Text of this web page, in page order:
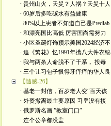
· 贵州山火，天災？人祸？天災十人
· 60岁后多吃碳水有益健康
· 80%以上患者不知道自己是Prediab
· 和漂亮国比高低 厉害国尚需努力
· 小区圣诞灯饰预示美国2024经济不
· 追《繁花》忆1991年携八大件衣锦
· 我与两条人命脱不了干系， 投毒
· 三个让习包子恨得牙痒痒的华人良
【隨感-26】
· 基老一封信，百岁老人变“百天孩
· 外资撤离最主要原因 习皇没有接
· 俄罗斯名画 ”教室门口”
· 连个公章都没盖